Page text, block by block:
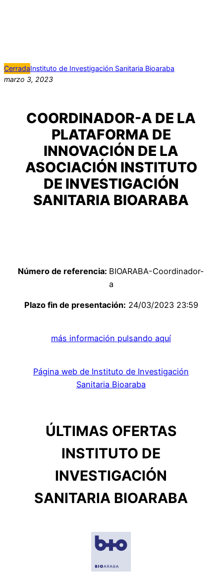
CerradaInstituto de Investigación Sanitaria Bioaraba
marzo 3, 2023
COORDINADOR-A DE LA
PLATAFORMA DE
INNOVACIÓN DE LA
ASOCIACIÓN INSTITUTO
DE INVESTIGACIÓN
SANITARIA BIOARABA
Número de referencia: BIOARABA-Coordinador-
a
Plazo fin de presentación: 24/03/2023 23:59
más información pulsando aquí
Página web de Instituto de Investigación
Sanitaria Bioaraba
ÚLTIMAS OFERTAS
INSTITUTO DE
INVESTIGACIÓN
SANITARIA BIOARABA